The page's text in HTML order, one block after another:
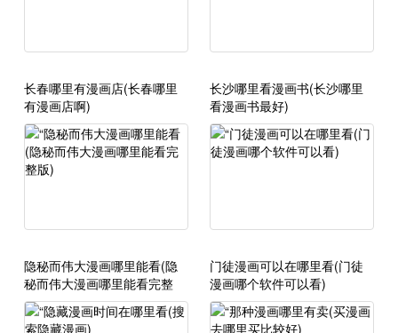
长春哪里有漫画店(长春哪里
有漫画店啊)
长沙哪里看漫画书(长沙哪里
看漫画书最好)
隐秘而伟大漫画哪里能看(隐
秘而伟大漫画哪里能看完整
版)
门徒漫画可以在哪里看(门徒
漫画哪个软件可以看)